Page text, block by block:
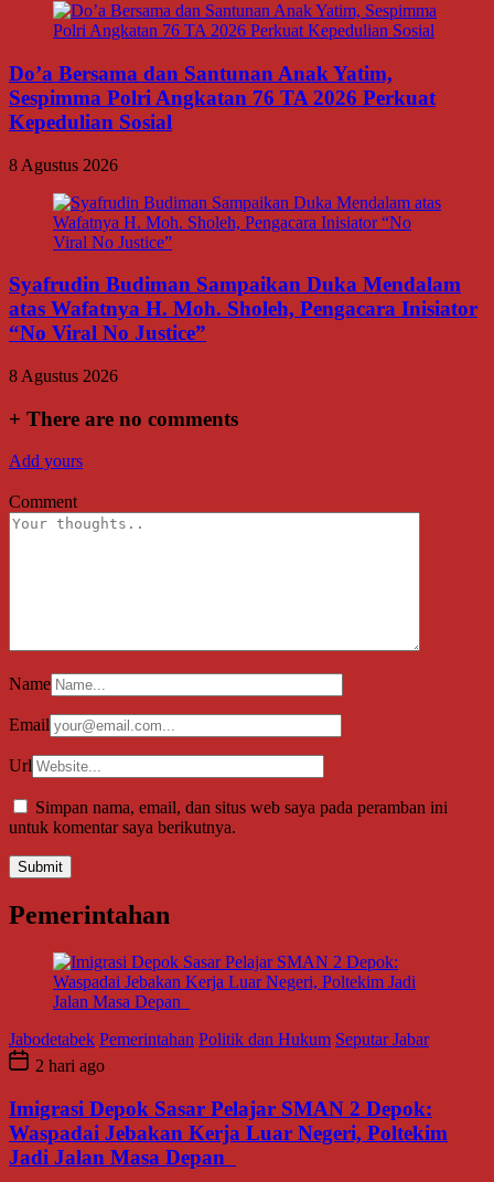
Do’a Bersama dan Santunan Anak Yatim,
Sespimma Polri Angkatan 76 TA 2026 Perkuat
Kepedulian Sosial
8 Agustus 2026
Syafrudin Budiman Sampaikan Duka Mendalam
atas Wafatnya H. Moh. Sholeh, Pengacara Inisiator
“No Viral No Justice”
8 Agustus 2026
+ There are no comments
Add yours
Comment
Name
Email
Url
Simpan nama, email, dan situs web saya pada peramban ini
untuk komentar saya berikutnya.
Pemerintahan
Jabodetabek Pemerintahan Politik dan Hukum Seputar Jabar
2 hari ago
Imigrasi Depok Sasar Pelajar SMAN 2 Depok:
Waspadai Jebakan Kerja Luar Negeri, Poltekim
Jadi Jalan Masa Depan